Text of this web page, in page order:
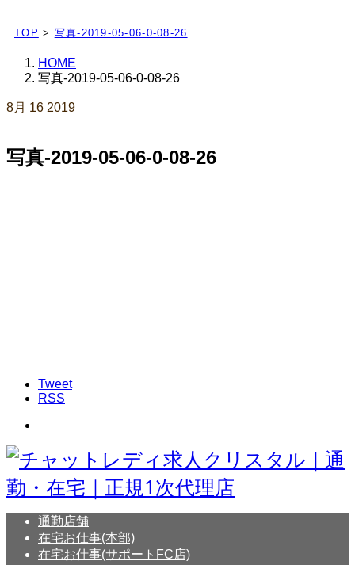
日々、ブログを更新中！
TOP > 写真-2019-05-06-0-08-26
HOME
写真-2019-05-06-0-08-26
8月 16 2019
写真-2019-05-06-0-08-26
Tweet
RSS
通勤店舗
在宅お仕事(本部)
在宅お仕事(サポートFC店)